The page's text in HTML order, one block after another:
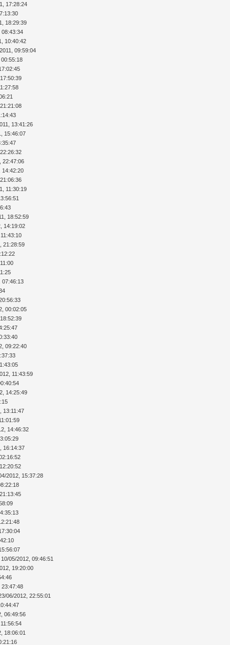
17:28:24
18:29:39
10:40:42
09:59:04
13:41:26
15:46:07
22:47:06
14:42:20
11:30:19
18:52:59
14:19:02
21:28:59
07:46:13
00:02:05
09:22:40
11:43:59
14:25:49
13:11:47
14:46:32
16:14:37
2012, 15:37:28
05/2012, 09:46:51
19:20:00
06/2012, 22:55:01
06:49:56
18:06:01